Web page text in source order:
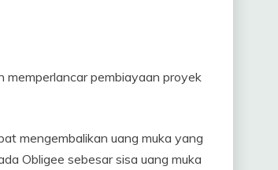
memperlancar pembiayaan proyek
mengembalikan uang muka yang
Obligee sebesar sisa uang muka